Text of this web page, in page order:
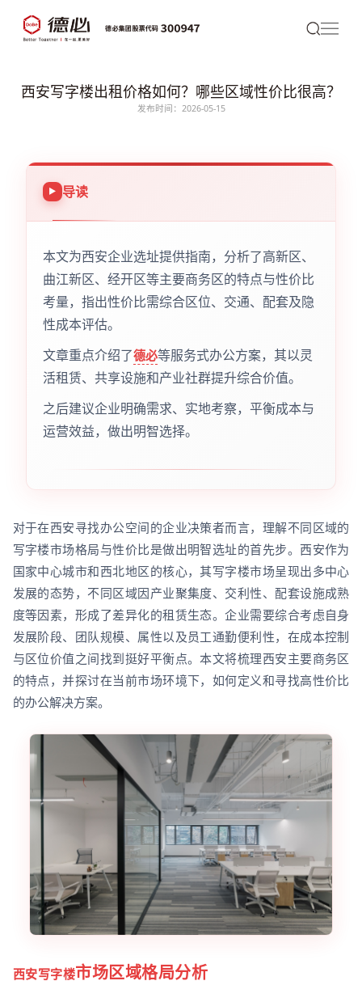
西安写字楼出租价格如何？哪些区域性价比很高？
发布时间：2026-05-15
导读
本文为西安企业选址提供指南，分析了高新区、
曲江新区、经开区等主要商务区的特点与性价比
考量，指出性价比需综合区位、交通、配套及隐
性成本评估。
文章重点介绍了德必等服务式办公方案，其以灵
活租赁、共享设施和产业社群提升综合价值。
之后建议企业明确需求、实地考察，平衡成本与
运营效益，做出明智选择。
对于在西安寻找办公空间的企业决策者而言，理解不同区域的
写字楼市场格局与性价比是做出明智选址的首先步。西安作为
国家中心城市和西北地区的核心，其写字楼市场呈现出多中心
发展的态势，不同区域因产业聚集度、交利性、配套设施成熟
度等因素，形成了差异化的租赁生态。企业需要综合考虑自身
发展阶段、团队规模、属性以及员工通勤便利性，在成本控制
与区位价值之间找到挺好平衡点。本文将梳理西安主要商务区
的特点，并探讨在当前市场环境下，如何定义和寻找高性价比
的办公解决方案。
西安写字楼市场区域格局分析